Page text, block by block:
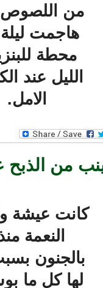
من اللصوص
هاجمت ليلة
محطة
الليل عند
الامل.
من الذبح
كانت عيشة
النعمة
بالجنون
لها كل ما